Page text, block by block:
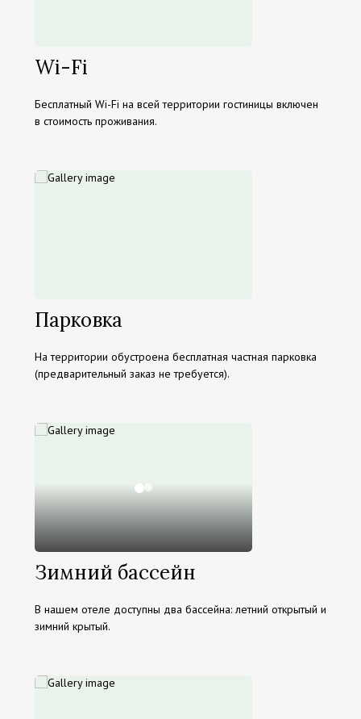
Wi-Fi
Бесплатный Wi-Fi на всей территории гостиницы включен
в стоимость проживания.
Парковка
На территории обустроена бесплатная частная парковка
(предварительный заказ не требуется).
Зимний бассейн
В нашем отеле доступны два бассейна: летний открытый и
зимний крытый.